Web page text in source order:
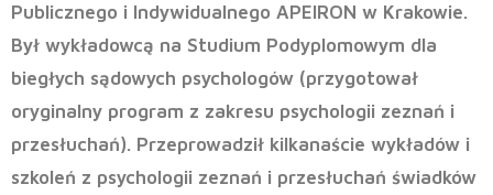
Publicznego i Indywidualnego APEIRON w Krakowie.
Był wykładowcą na Studium Podyplomowym dla
biegłych sądowych psychologów (przygotował
oryginalny program z zakresu psychologii zeznań i
przesłuchań). Przeprowadził kilkanaście wykładów i
szkoleń z psychologii zeznań i przesłuchań świadków